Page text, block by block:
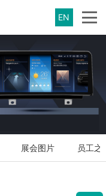
EN
展会图片 员工之